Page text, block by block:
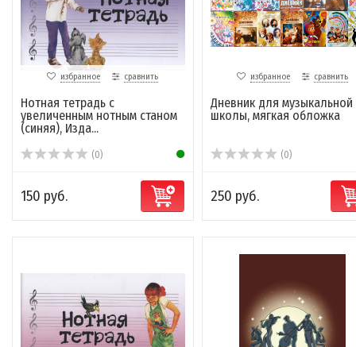
избранное сравнить
Нотная тетрадь с
увеличенным нотным станом
(синяя), Изда...
(0)
150 руб.
избранное сравнить
Дневник для музыкальной
школы, мягкая обложка
(0)
250 руб.